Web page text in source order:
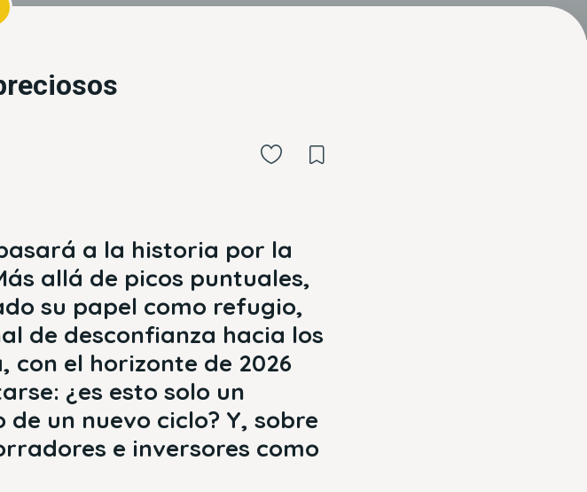
a la historia por la
allá de picos puntuales,
su papel como refugio,
de desconfianza hacia los
con el horizonte de 2026
¿es esto solo un
un nuevo ciclo? Y, sobre
e inversores como